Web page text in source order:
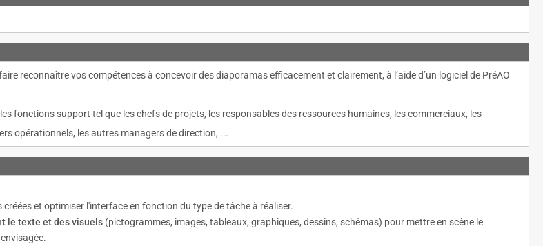
reconnaître vos compétences à concevoir des diaporamas efficacement et clairement, à l’aide d’un logiciel de PréAO
fonctions support tel que les chefs de projets, les responsables des ressources humaines, les commerciaux, les
opérationnels, les autres managers de direction, ...
et optimiser l'interface en fonction du type de tâche à réaliser.
le texte et des visuels (pictogrammes, images, tableaux, graphiques, dessins, schémas) pour mettre en scène le